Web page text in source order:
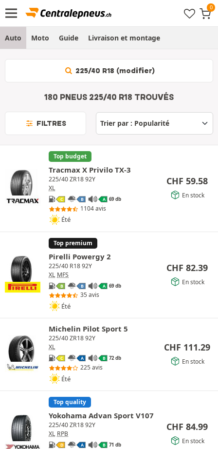
Auto Moto Guide Livraison et montage
225/40 R18 (modifier)
180 PNEUS 225/40 R18 TROUVÉS
FILTRES
Top budget
Tracmax X Privilo TX-3
225/40 ZR18 92Y
XL
C B A 69 db
1104 avis
Été
CHF 59.58
En stock
Top premium
Pirelli Powergy 2
225/40 R18 92Y
XL MFS
B B A 69 db
35 avis
Été
CHF 82.39
En stock
Michelin Pilot Sport 5
225/40 ZR18 92Y
XL
C A B 72 db
225 avis
Été
CHF 111.29
En stock
Top quality
Yokohama Advan Sport V107
225/40 ZR18 92Y
XL RPB
D A B 71 db
CHF 84.99
En stock